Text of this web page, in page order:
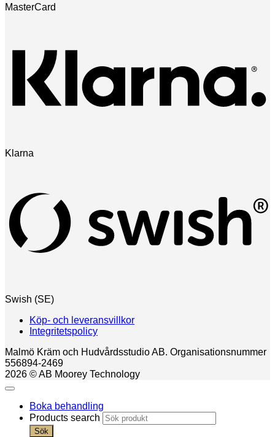
MasterCard
Klarna
Swish (SE)
Köp- och leveransvillkor
Integritetspolicy
Malmö Kräm och Hudvårdsstudio AB. Organisationsnummer
556894-2469
2026 © AB Moorey Technology
Boka behandling
Products search
Sök